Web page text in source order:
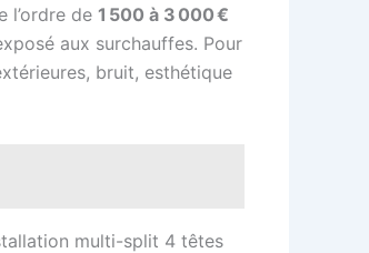
l’ordre de 1 500 à 3 000 €
aux surchauffes. Pour
bruit, esthétique
multi-split 4 têtes